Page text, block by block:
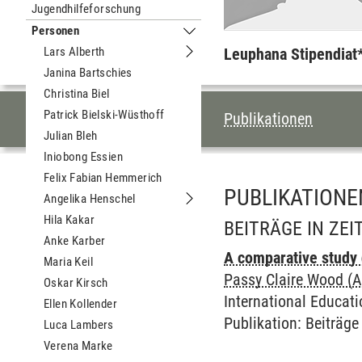
Jugendhilfeforschung
Personen
Untermenu Personen
Lars Alberth
Untermenu Lars Alberth
Janina Bartschies
Christina Biel
Patrick Bielski-Wüsthoff
Julian Bleh
Iniobong Essien
Felix Fabian Hemmerich
Angelika Henschel
Untermenu Angelika Henschel
Hila Kakar
Anke Karber
Maria Keil
Oskar Kirsch
Ellen Kollender
Luca Lambers
Verena Marke
Leuphana
Publikationen
BEITRÄGE IN
A comparative
Passy Claire Wood
International
Publikation: